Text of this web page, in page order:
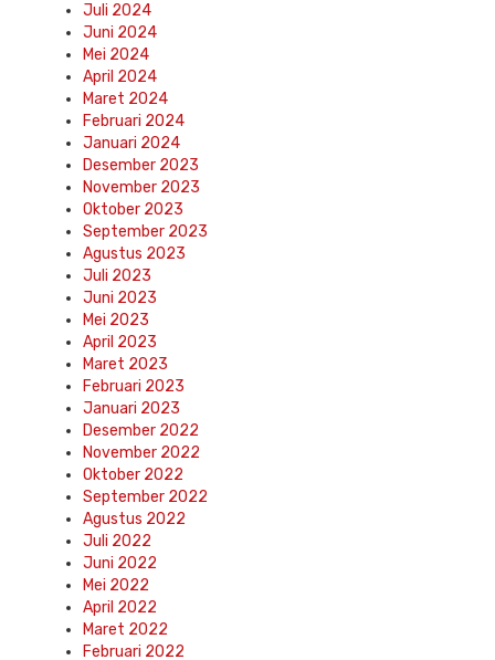
Juli 2024
Juni 2024
Mei 2024
April 2024
Maret 2024
Februari 2024
Januari 2024
Desember 2023
November 2023
Oktober 2023
September 2023
Agustus 2023
Juli 2023
Juni 2023
Mei 2023
April 2023
Maret 2023
Februari 2023
Januari 2023
Desember 2022
November 2022
Oktober 2022
September 2022
Agustus 2022
Juli 2022
Juni 2022
Mei 2022
April 2022
Maret 2022
Februari 2022